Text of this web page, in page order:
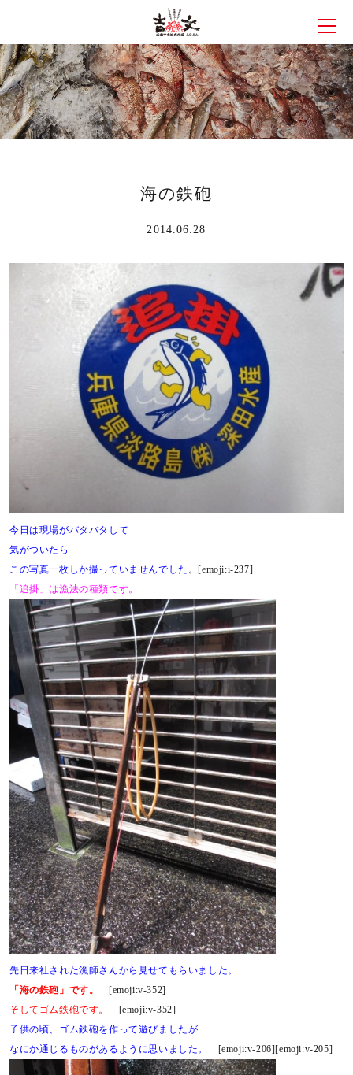
メニ
海の鉄砲
2014.06.28
今日は現場がバタバタして
気がついたら
この写真一枚しか撮っていませんでした 。[emoji:i-237]
「追掛」は漁法の種類です。
先日来社された漁師さんから見せてもらいました。
「海の鉄砲」です。
[emoji:v-352]
そしてゴム鉄砲です。
[emoji:v-352]
子供の頃、ゴム鉄砲を作って遊びましたが
なにか通じるものがあるように思いました。
[emoji:v-206][emoji:v-205]